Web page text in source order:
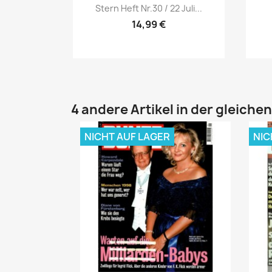
Vorschau
Stern Heft Nr.30 / 22 Juli...
14,99 €
4 andere Artikel in der
NICHT AUF LAGER